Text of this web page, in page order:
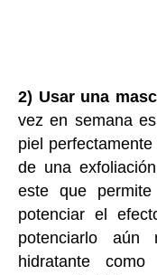
2) Usar una
vez en semana
piel
de una
este que
potenciar el
potenciarlo aún
hidratante